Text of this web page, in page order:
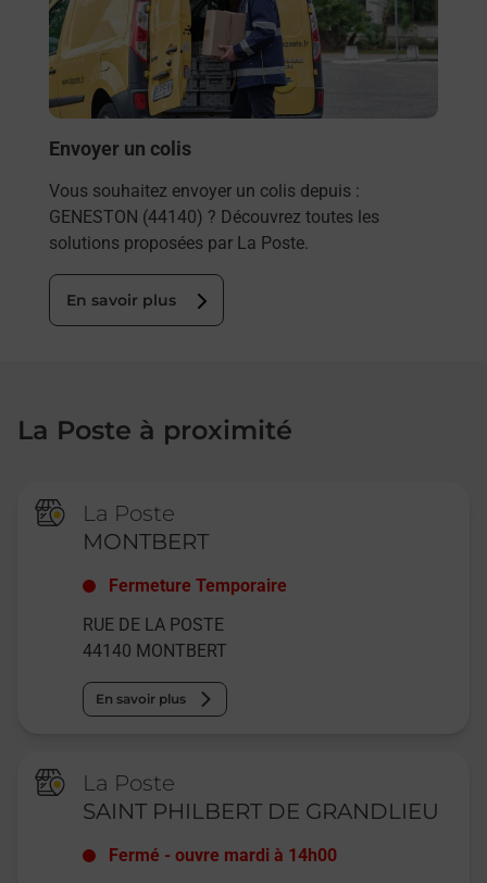
Envoyer un colis
Vous souhaitez envoyer un colis depuis :
GENESTON (44140) ? Découvrez toutes les
solutions proposées par La Poste.
En savoir plus
La Poste à proximité
La Poste
MONTBERT
Fermeture Temporaire
RUE DE LA POSTE
44140 MONTBERT
En savoir plus
La Poste
SAINT PHILBERT DE GRANDLIEU
Fermé -ouvre mardi à 14h00